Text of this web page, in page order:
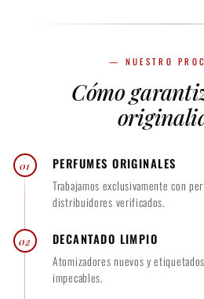
— NUESTRO
Cómo
01
PERFUMES ORIGINALES
Trabajamos exclusivamente con
distribuidores verificados.
02
DECANTADO LIMPIO
Atomizadores nuevos y
impecables.